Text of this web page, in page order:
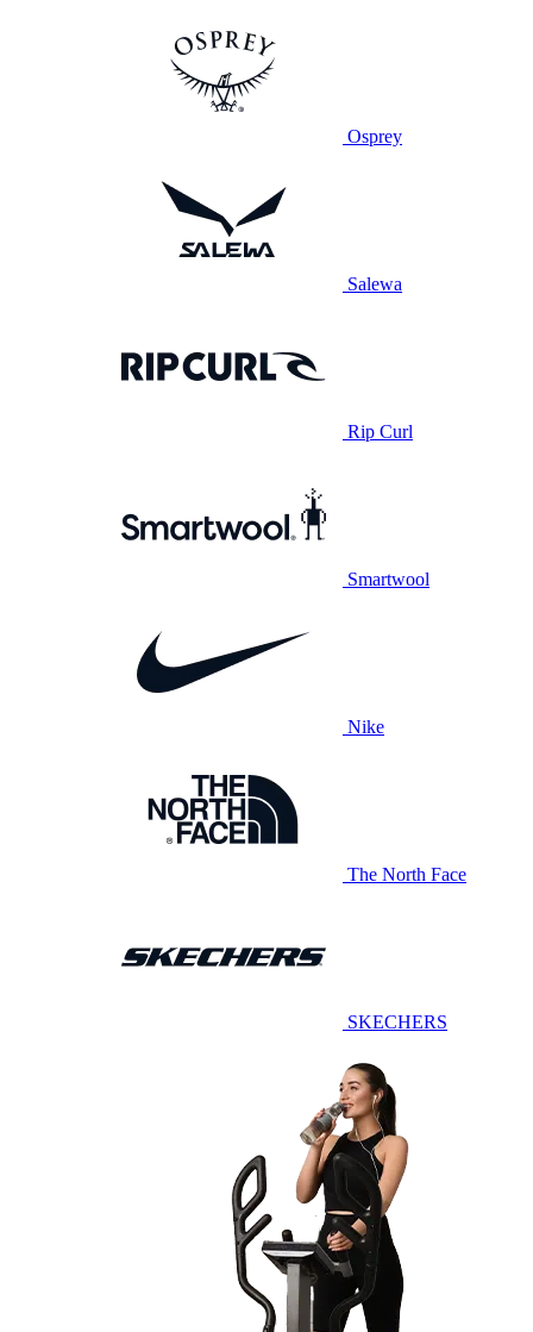
Osprey
Salewa
Rip Curl
Smartwool
Nike
The North Face
SKECHERS